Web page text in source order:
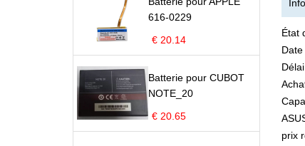
616-0229
€ 20.14
Batterie pour CUBOT
NOTE_20
€ 20.65
État
prix